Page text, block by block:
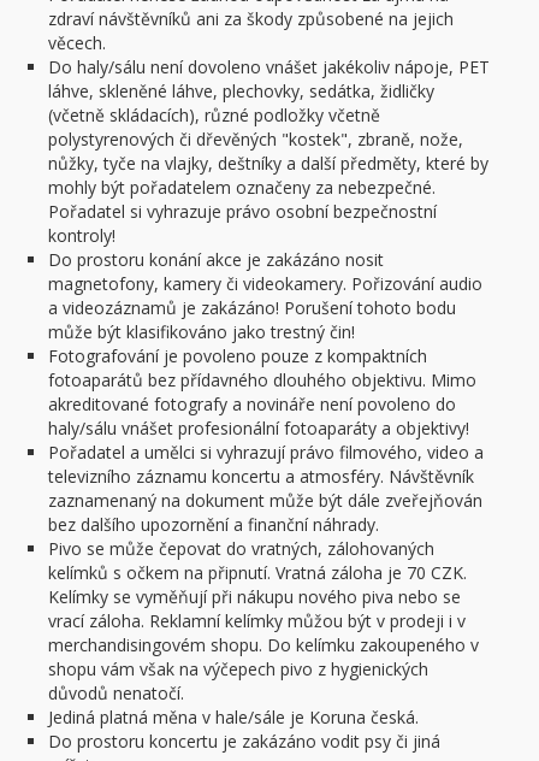
zdraví návštěvníků ani za škody způsobené na jejich
věcech.
Do haly/sálu není dovoleno vnášet jakékoliv nápoje, PET
láhve, skleněné láhve, plechovky, sedátka, židličky
(včetně skládacích), různé podložky včetně
polystyrenových či dřevěných "kostek", zbraně, nože,
nůžky, tyče na vlajky, deštníky a další předměty, které by
mohly být pořadatelem označeny za nebezpečné.
Pořadatel si vyhrazuje právo osobní bezpečnostní
kontroly!
Do prostoru konání akce je zakázáno nosit
magnetofony, kamery či videokamery. Pořizování audio
a videozáznamů je zakázáno! Porušení tohoto bodu
může být klasifikováno jako trestný čin!
Fotografování je povoleno pouze z kompaktních
fotoaparátů bez přídavného dlouhého objektivu. Mimo
akreditované fotografy a novináře není povoleno do
haly/sálu vnášet profesionální fotoaparáty a objektivy!
Pořadatel a umělci si vyhrazují právo filmového, video a
televizního záznamu koncertu a atmosféry. Návštěvník
zaznamenaný na dokument může být dále zveřejňován
bez dalšího upozornění a finanční náhrady.
Pivo se může čepovat do vratných, zálohovaných
kelímků s očkem na připnutí. Vratná záloha je 70 CZK.
Kelímky se vyměňují při nákupu nového piva nebo se
vrací záloha. Reklamní kelímky můžou být v prodeji i v
merchandisingovém shopu. Do kelímku zakoupeného v
shopu vám však na výčepech pivo z hygienických
důvodů nenatočí.
Jediná platná měna v hale/sále je Koruna česká.
Do prostoru koncertu je zakázáno vodit psy či jiná